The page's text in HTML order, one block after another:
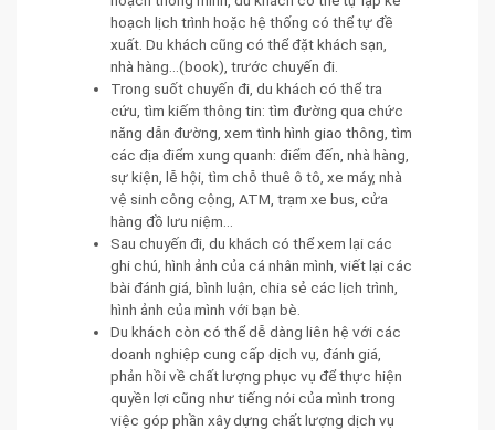
hoạch lịch trình hoặc hệ thống có thể tự đề
xuất. Du khách cũng có thể đặt khách sạn,
nhà hàng...(book), trước chuyến đi.
Trong suốt chuyến đi, du khách có thể tra
cứu, tìm kiếm thông tin: tìm đường qua chức
năng dẫn đường, xem tình hình giao thông, tìm
các địa điểm xung quanh: điểm đến, nhà hàng,
sự kiện, lễ hội, tìm chỗ thuê ô tô, xe máy, nhà
vệ sinh công cộng, ATM, trạm xe bus, cửa
hàng đồ lưu niệm…
Sau chuyến đi, du khách có thể xem lại các
ghi chú, hình ảnh của cá nhân mình, viết lại các
bài đánh giá, bình luận, chia sẻ các lịch trình,
hình ảnh của mình với bạn bè.
Du khách còn có thể dễ dàng liên hệ với các
doanh nghiệp cung cấp dịch vụ, đánh giá,
phản hồi về chất lượng phục vụ để thực hiện
quyền lợi cũng như tiếng nói của mình trong
việc góp phần xây dựng chất lượng dịch vụ